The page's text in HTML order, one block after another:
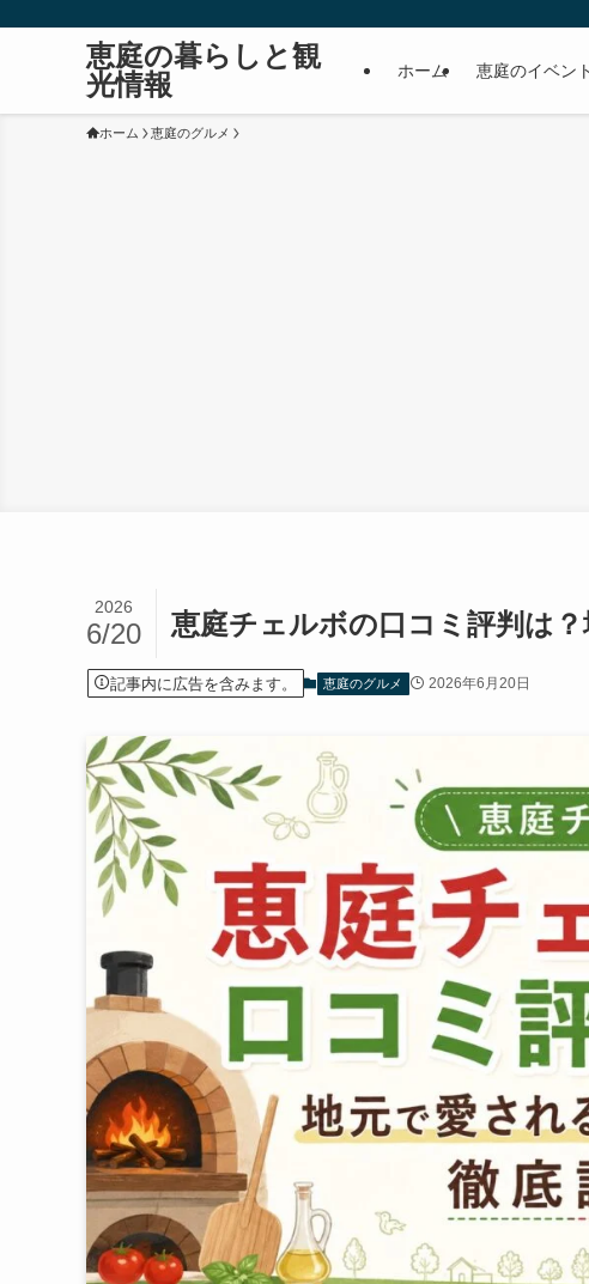
恵庭の暮らしと観
光情報
ホーム 恵庭のイベン
ホーム 恵庭のグルメ
恵庭チェルボの口コミ評判は
2026
6/20
記事内に広告を含みます。 恵庭のグルメ 2026年6月20日